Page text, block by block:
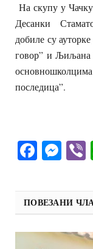
На скупу у
Десанки
добиле су
говор” и Љиљана
последица”.
ПОВЕЗАНИ